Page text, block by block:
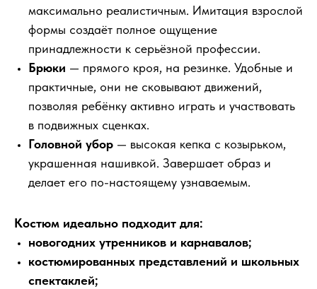
максимально реалистичным. Имитация взрослой
формы создаёт полное ощущение
принадлежности к серьёзной профессии.
Брюки — прямого кроя, на резинке. Удобные и
практичные, они не сковывают движений,
позволяя ребёнку активно играть и участвовать
в подвижных сценках.
Головной убор — высокая кепка с козырьком,
украшенная нашивкой. Завершает образ и
делает его по-настоящему узнаваемым.
Костюм идеально подходит для:
новогодних утренников и карнавалов;
костюмированных представлений и школьных
спектаклей;